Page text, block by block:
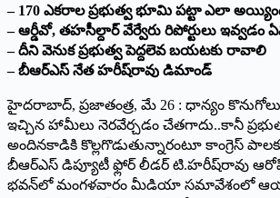
– 170 ఎకరాల ప్రభుత్వ భూమి పట్టా ఎలా
– ఆర్డీవో, తహసీల్దార్ వేర్వేరు రిపోర్టులు ఇవ్వడం
– దీని వెనుక ప్రభుత్వ పెద్దలెవ బయటకు రావాలి
– బీఆర్‌ఎస్ నేత హరీష్‌రావు డిమాండ్
హైదరాబాద్, ప్రజాతంత్ర, మే 26 : ధాన్యం కొనుగోలు
ఇచ్చిన హామీలు నెరవేర్చడం చేతగాదు..కానీ
అందినకాడికి కొల్లగొడుతున్నారంటూ కాంగ్రెస్
బీఆర్‌ఎస్ డిప్యూటీ ఫ్లోర్ లీడర్ టి.హరీష్‌రావు
భవన్‌లో మంగళవారం మీడియా సమావేశంలో